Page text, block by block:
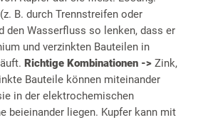
B. durch Trennstreifen oder
den Wasserfluss so lenken, dass er
und verzinkten Bauteilen in
Richtige Kombinationen -> Zink,
Bauteile können miteinander
in der elektrochemischen
beieinander liegen. Kupfer kann mit